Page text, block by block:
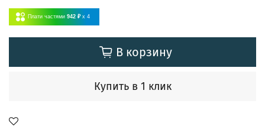
Плати частями 942 ₽ x 4
В корзину
Купить в 1 клик